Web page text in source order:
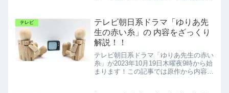
テレビ
テレビ朝日系ドラマ「ゆりあ先
生の赤い糸」の 内容をざっくり
解説！！
テレビ朝日系ドラマ「ゆりあ先生の赤い
糸」が2023年10月19日木曜夜9時から始
まります！この記事では原作から内容を